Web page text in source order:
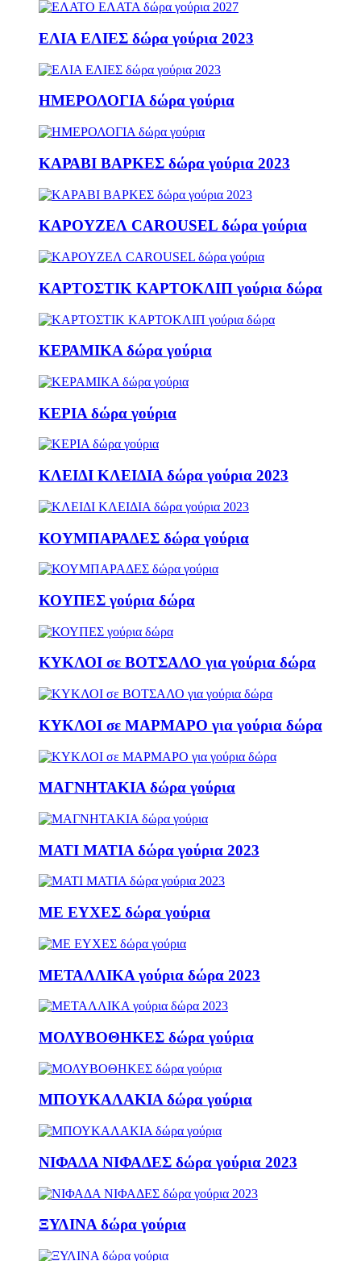
ΕΛΙΑ ΕΛΙΕΣ δώρα γούρια 2023
ΗΜΕΡΟΛΟΓΙΑ δώρα γούρια
ΚΑΡΑΒΙ ΒΑΡΚΕΣ δώρα γούρια 2023
ΚΑΡΟΥΖΕΛ CAROUSEL δώρα γούρια
ΚΑΡΤΟΣΤΙΚ ΚΑΡΤΟΚΛΙΠ γούρια δώρα
ΚΕΡΑΜΙΚΑ δώρα γούρια
ΚΕΡΙΑ δώρα γούρια
ΚΛΕΙΔΙ ΚΛΕΙΔΙΑ δώρα γούρια 2023
ΚΟΥΜΠΑΡΑΔΕΣ δώρα γούρια
ΚΟΥΠΕΣ γούρια δώρα
ΚΥΚΛΟΙ σε ΒΟΤΣΑΛΟ για γούρια δώρα
ΚΥΚΛΟΙ σε ΜΑΡΜΑΡΟ για γούρια δώρα
ΜΑΓΝΗΤΑΚΙΑ δώρα γούρια
ΜΑΤΙ ΜΑΤΙΑ δώρα γούρια 2023
ΜΕ ΕΥΧΕΣ δώρα γούρια
ΜΕΤΑΛΛΙΚΑ γούρια δώρα 2023
ΜΟΛΥΒΟΘΗΚΕΣ δώρα γούρια
ΜΠΟΥΚΑΛΑΚΙΑ δώρα γούρια
ΝΙΦΑΔΑ ΝΙΦΑΔΕΣ δώρα γούρια 2023
ΞΥΛΙΝΑ δώρα γούρια